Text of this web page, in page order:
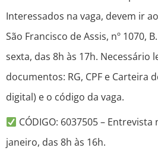
Interessados na vaga, devem ir
São Francisco de Assis, nº 1070,
sexta, das 8h às 17h. Necessário
documentos: RG, CPF e Carteira
digital) e o código da vaga.
CÓDIGO: 6037505 –
janeiro, das 8h às 16h.